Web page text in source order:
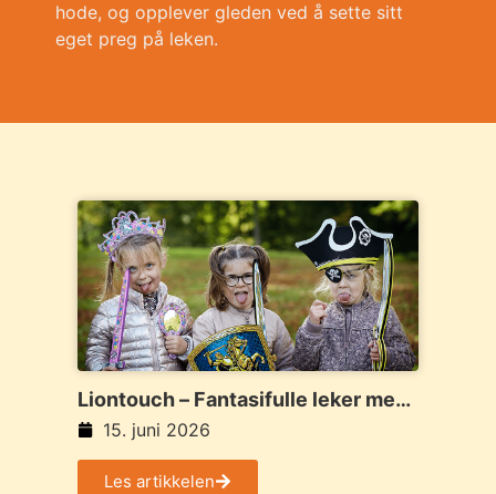
hode, og opplever gleden ved å sette sitt
eget preg på leken.
Liontouch – Fantasifulle leker med
fokus på kvalitet og kreativ lek
15. juni 2026
Les artikkelen